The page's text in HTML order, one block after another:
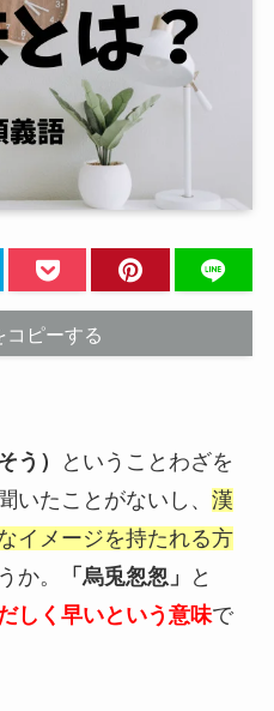
コピーする
う）
ということわざを
いたことがないし、 漢
イメージを持たれる方
か。 「烏兎怱怱」
と
しく早いという意味で